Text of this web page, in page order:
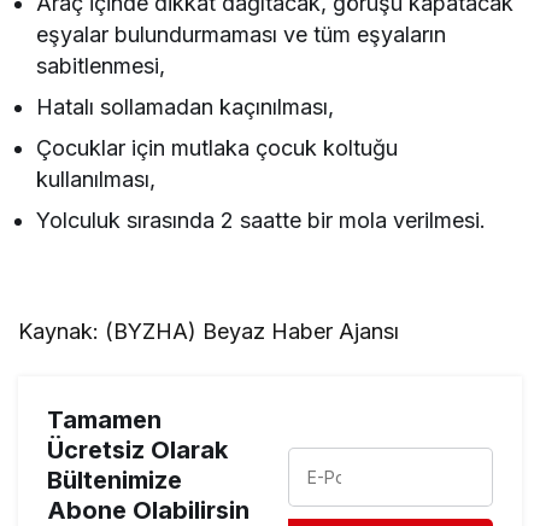
eşyalar bulundurmaması ve tüm eşyaların
sabitlenmesi,
Hatalı sollamadan kaçınılması,
Çocuklar için mutlaka çocuk koltuğu
kullanılması,
Yolculuk sırasında 2 saatte bir mola verilmesi.
Kaynak: (BYZHA) Beyaz Haber Ajansı
Tamamen
Ücretsiz Olarak
Bültenimize
Abone Olabilirsin